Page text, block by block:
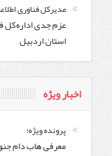
مدیرکل فناوری
عزم جدی اداره‌کل
استان اردبیل
اخبار ویژه
پرونده ویژه؛
معرفی هاب دام